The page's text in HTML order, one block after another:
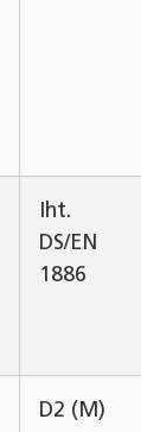
Iht.
DS/EN
1886
D2 (M)